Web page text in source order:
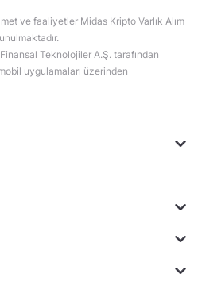
ve faaliyetler Midas Kripto Varlık Alım
Teknolojiler A.Ş. tarafından
uygulamaları üzerinden